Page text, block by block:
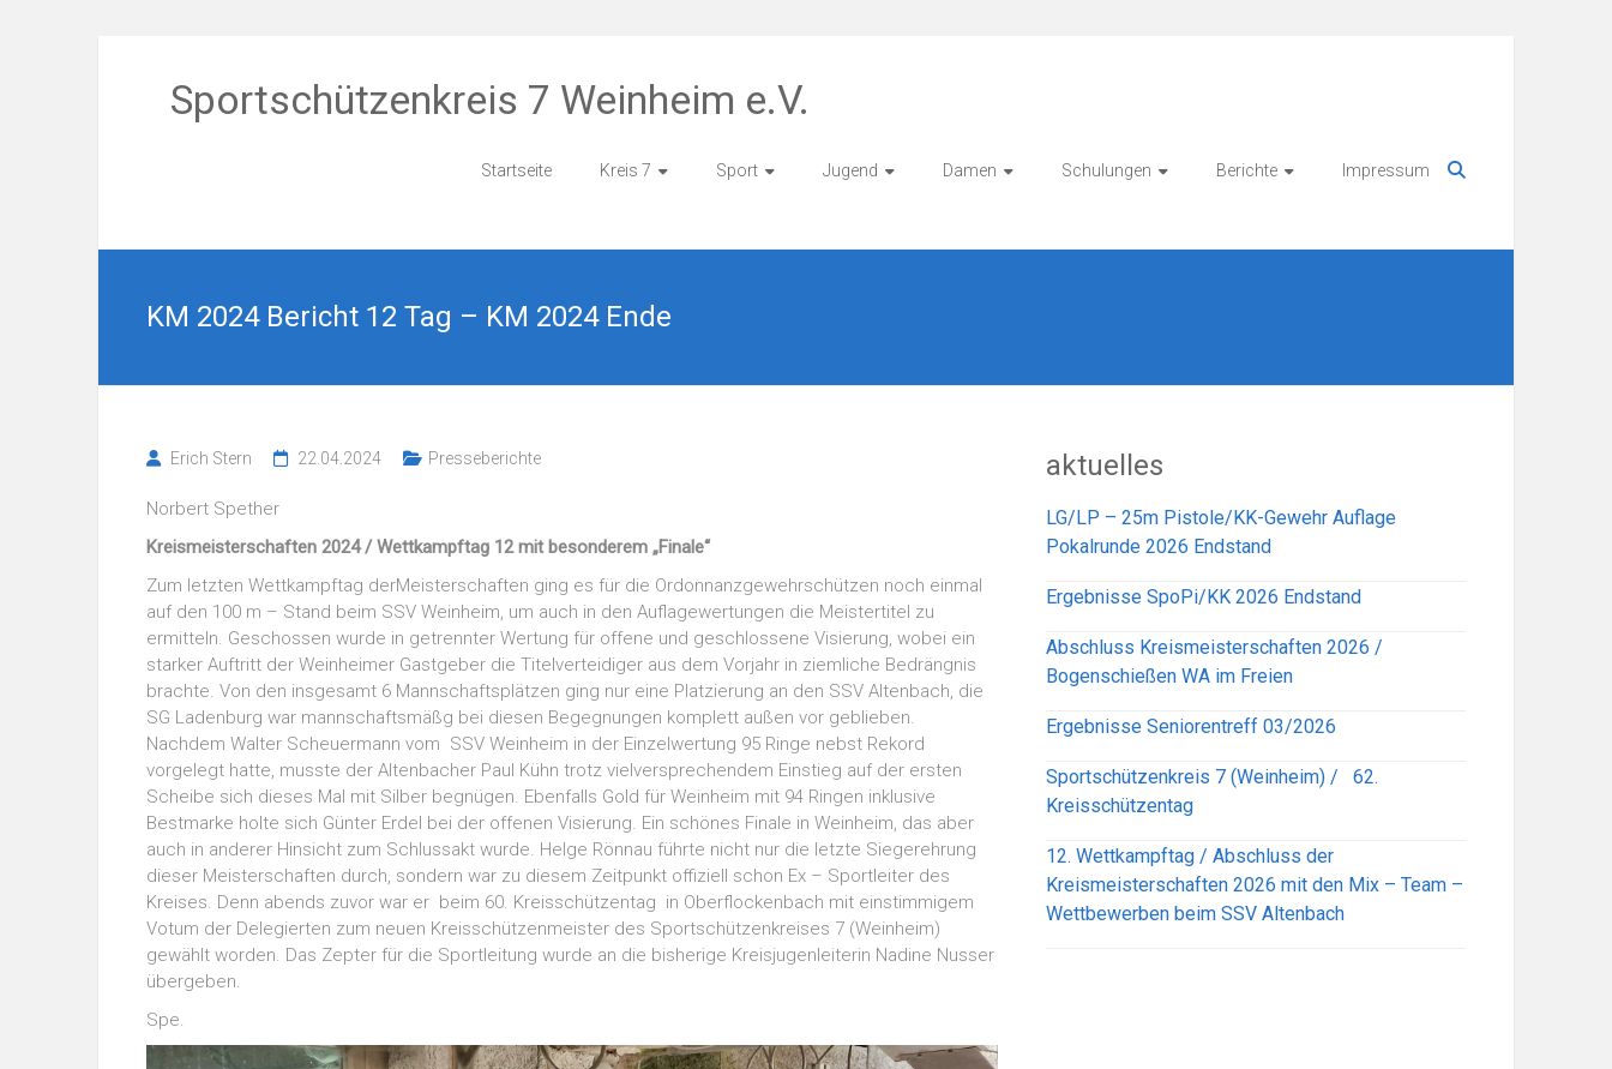
Sportschützenkreis 7 Weinheim e.V.
Startseite Kreis 7 Sport Jugend Damen Schulungen Berichte Impressum
KM 2024 Bericht 12 Tag – KM 2024 Ende
Erich Stern 22.04.2024 Presseberichte
Norbert Spether
Kreismeisterschaften 2024 / Wettkampftag 12 mit besonderem „Finale“
Zum letzten Wettkampftag derMeisterschaften ging es für die Ordonnanzgewehrschützen noch einmal
auf den 100 m – Stand beim SSV Weinheim, um auch in den Auflagewertungen die Meistertitel zu
ermitteln. Geschossen wurde in getrennter Wertung für offene und geschlossene Visierung, wobei ein
starker Auftritt der Weinheimer Gastgeber die Titelverteidiger aus dem Vorjahr in ziemliche Bedrängnis
brachte. Von den insgesamt 6 Mannschaftsplätzen ging nur eine Platzierung an den SSV Altenbach, die
SG Ladenburg war mannschaftsmäßg bei diesen Begegnungen komplett außen vor geblieben.
Nachdem Walter Scheuermann vom SSV Weinheim in der Einzelwertung 95 Ringe nebst Rekord
vorgelegt hatte, musste der Altenbacher Paul Kühn trotz vielversprechendem Einstieg auf der ersten
Scheibe sich dieses Mal mit Silber begnügen. Ebenfalls Gold für Weinheim mit 94 Ringen inklusive
Bestmarke holte sich Günter Erdel bei der offenen Visierung. Ein schönes Finale in Weinheim, das aber
auch in anderer Hinsicht zum Schlussakt wurde. Helge Rönnau führte nicht nur die letzte Siegerehrung
dieser Meisterschaften durch, sondern war zu diesem Zeitpunkt offiziell schon Ex – Sportleiter des
Kreises. Denn abends zuvor war er beim 60. Kreisschützentag in Oberflockenbach mit einstimmigem
Votum der Delegierten zum neuen Kreisschützenmeister des Sportschützenkreises 7 (Weinheim)
gewählt worden. Das Zepter für die Sportleitung wurde an die bisherige Kreisjugenleiterin Nadine Nusser
übergeben.
Spe.
aktuelles
LG/LP – 25m Pistole/KK-Gewehr Auflage
Pokalrunde 2026 Endstand
Ergebnisse SpoPi/KK 2026 Endstand
Abschluss Kreismeisterschaften 2026 /
Bogenschießen WA im Freien
Ergebnisse Seniorentreff 03/2026
Sportschützenkreis 7 (Weinheim) / 62.
Kreisschützentag
12. Wettkampftag / Abschluss der
Kreismeisterschaften 2026 mit den Mix – Team –
Wettbewerben beim SSV Altenbach